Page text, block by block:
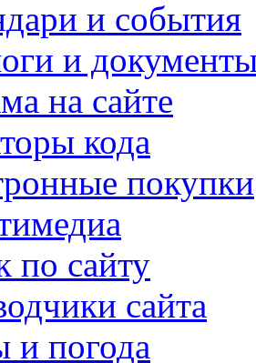
и события
и
на сайте
кода
покупки
по сайту
сайта
и погода